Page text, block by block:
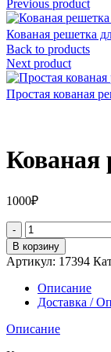
Previous product
Кованая решетка
Back to products
Next product
Простая кованая
Кованая
1000₽
Количество
товара
Кованая
решетка
для
обуви
сидушкой
В корзину
Артикул: 17394
Описание
Доставка /
Описание